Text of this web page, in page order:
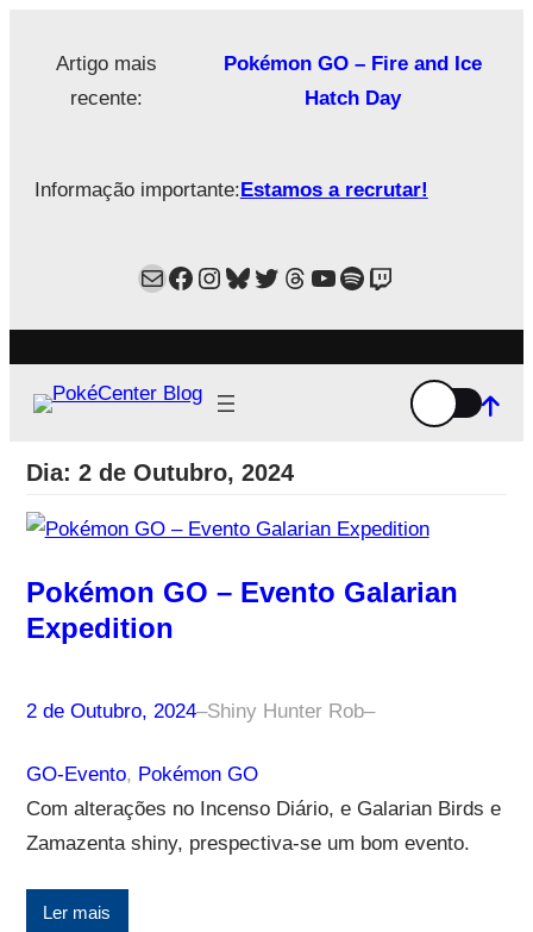
Artigo mais
recente:
Pokémon GO – Fire and Ice
Hatch Day
Informação importante:Estamos a recrutar!
MailFacebook
Instagram
Bluesky
Twitter
Estamos no Threads!
YouTube
Spotify
Twitch
Dia: 2 de Outubro, 2024
Pokémon GO – Evento Galarian
Expedition
2 de Outubro, 2024–Shiny Hunter Rob–
GO-Evento, Pokémon GO
Com alterações no Incenso Diário, e Galarian Birds e
Zamazenta shiny, prespectiva-se um bom evento.
Ler mais